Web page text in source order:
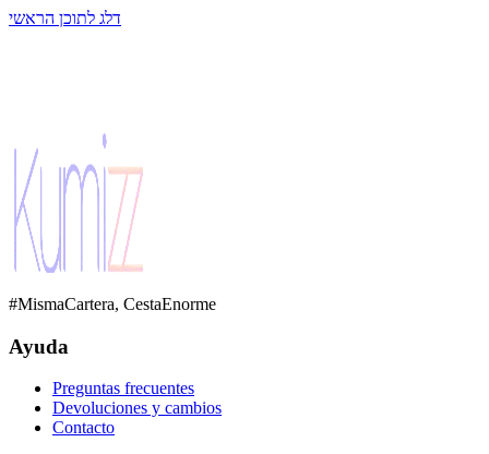
דלג לתוכן הראשי
#MismaCartera, CestaEnorme
Ayuda
Preguntas frecuentes
Devoluciones y cambios
Contacto